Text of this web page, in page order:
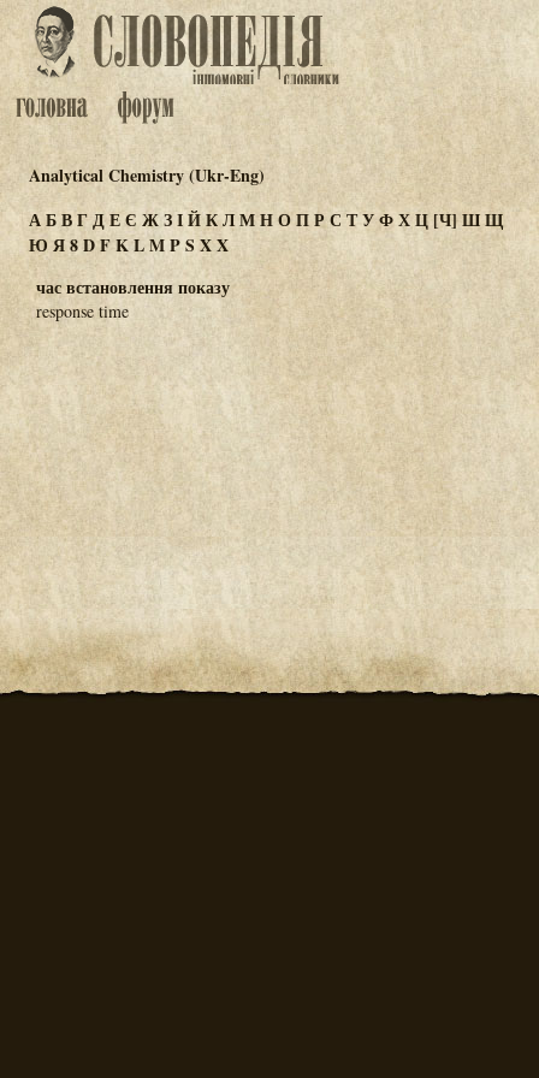
Analytical Chemistry (Ukr-Eng)
АБВГДЕЄ ЖЗІЙКЛМНОПР СТУФХЦ [Ч]ШЩ
Ю Я8DFKLMPS XΧ
час встановлення показу
response time